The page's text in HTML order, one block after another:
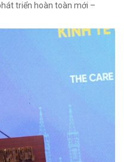
triển hoàn toàn mới –